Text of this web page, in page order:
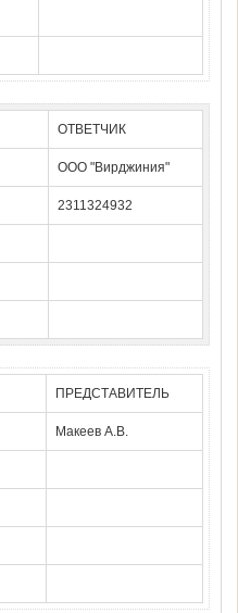
ОТВЕТЧИК
ООО "Вирджиния"
2311324932
ПРЕДСТАВИТЕЛЬ
Макеев А.В.